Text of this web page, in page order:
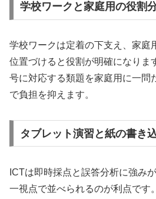
学校ワークと家庭用の役割
学校ワークは定着の下支え、家庭
位置づけると役割が明確になりま
号に対応する類題を家庭用に一問
で負担を抑えます。
タブレット演習と紙の書き
ICTは即時採点と誤答分析に強み
一視点で並べられるのが利点です